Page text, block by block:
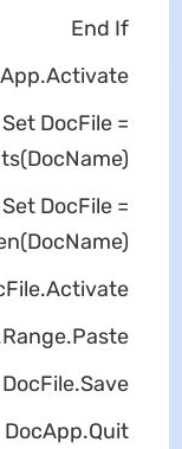
End If
Set DocFile =
DocFile =
DocFile.Save
DocApp.Quit